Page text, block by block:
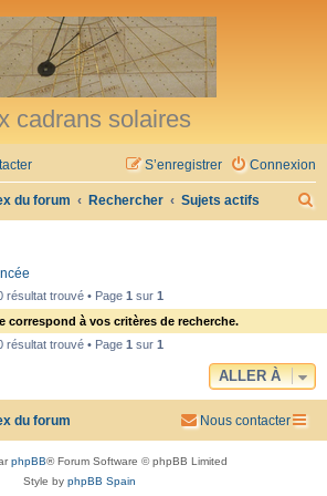
cadrans solaires
Connexion
S’enregistrer
du forum Rechercher Sujets actifs
h
résultat trouvé • Page 1sur 1
correspond à vos critères de recherche.
résultat trouvé • Page 1sur 1
ALLER À
du forum Nous contacter
phpBB® Forum Software © phpBB Limited
Style by phpBB Spain